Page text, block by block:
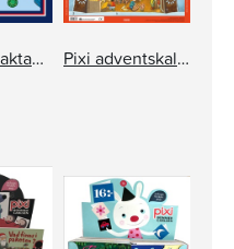
Pixibox: Faktapixi Pixi adventskalender – Lisa Moroni